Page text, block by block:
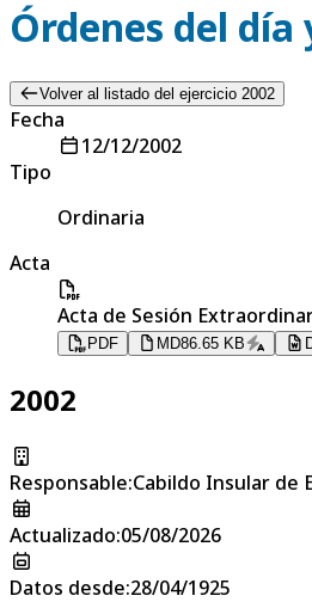
Órdenes del día
Volver al listado del ejercicio 2002
Fecha
12/12/2002
Tipo
Ordinaria
Acta
Acta de Sesión
PDF MD86.65 KB
2002
Responsable:Cabildo Insular de
Actualizado:05/08/2026
Datos desde:28/04/1925